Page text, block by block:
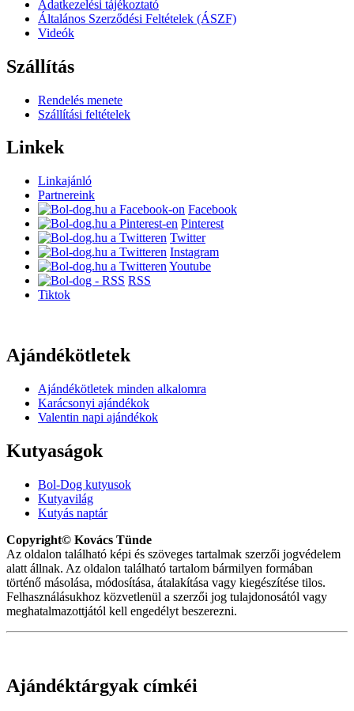
Adatkezelési tájékoztató
Általános Szerződési Feltételek (ÁSZF)
Videók
Szállítás
Rendelés menete
Szállítási feltételek
Linkek
Linkajánló
Partnereink
Facebook
Pinterest
Twitter
Instagram
Youtube
RSS
Tiktok
Ajándékötletek
Ajándékötletek minden alkalomra
Karácsonyi ajándékok
Valentin napi ajándékok
Kutyaságok
Bol-Dog kutyusok
Kutyavilág
Kutyás naptár
Copyright© Kovács Tünde
Az oldalon található képi és szöveges tartalmak szerzői jogvédelem
alatt állnak. Az oldalon található tartalom bármilyen formában
történő másolása, módosítása, átalakítása vagy kiegészítése tilos.
Felhasználásukhoz közvetlenül a szerzői jog tulajdonosától vagy
meghatalmazottjától kell engedélyt beszerezni.
Ajándéktárgyak címkéi